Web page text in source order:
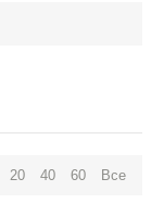
20 40 60 Все